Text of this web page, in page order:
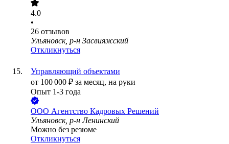
4.0
•
26 отзывов
Ульяновск, р-н Засвияжский
Откликнуться
Управляющий объектами
от 100 000 ₽ за месяц, на руки
Опыт 1-3 года
ООО Агентство Кадровых Решений
Ульяновск, р-н Ленинский
Можно без резюме
Откликнуться